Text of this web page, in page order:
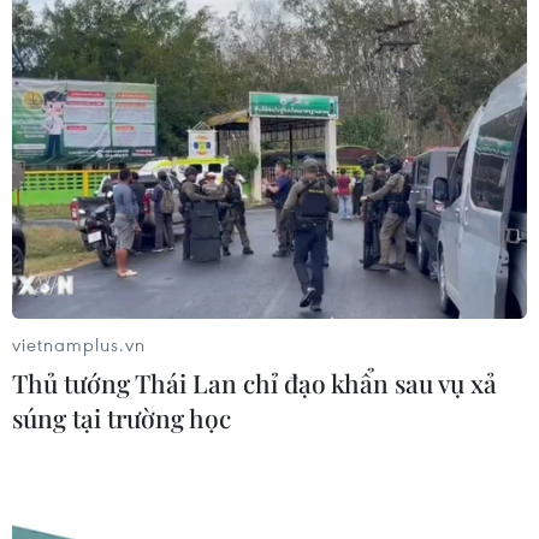
CƠ QUAN CHỦ QUẢN: THÔNG TẤN XÃ VIỆT NAM
Tổng Biên tập: TRẦN TIẾN DUẨN
Phó Tổng Biên tập: NGUYỄN THỊ TÁM, KHÚC THANH
THỦY
Sở hữu trí tuệ
Quy định sử dụng
RSS
Hỗ trợ
Ngôn ngữ
Dịch vụ tin
Quảng cáo
Liên hệ
vietnamplus.vn
Thủ tướng Thái Lan chỉ đạo khẩn sau vụ xả
súng tại trường học